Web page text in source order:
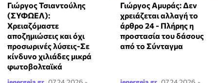
Γιώργος Τσιαντούλης
(ΣΥΦΩΕΛ):
Χρειαζόμαστε
αποζημιώσεις και όχι
προσωρινές λύσεις-Σε
κίνδυνο χιλιάδες μικρά
φωτοβολταϊκά
Γιώργος Αμυράς: Δεν
χρειάζεται αλλαγή το
άρθρο 24 - Πλήρης η
προστασία του δάσους
από το Σύνταγμα